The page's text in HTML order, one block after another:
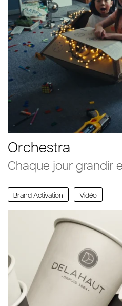
Orchestra
Brand Activation Vidéo
Chaque jour grandir